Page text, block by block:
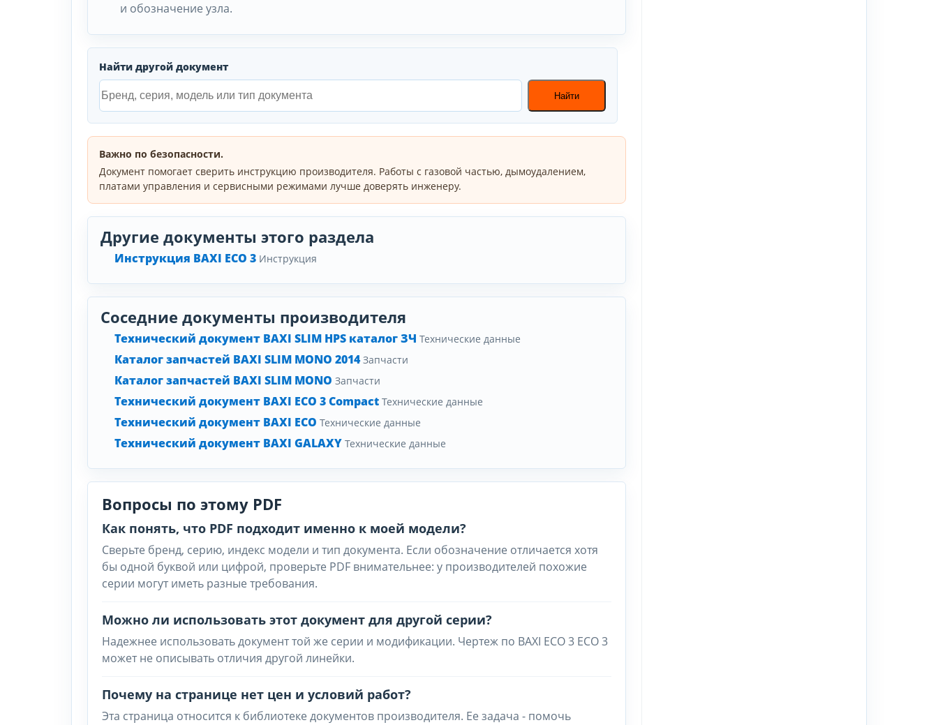
и обозначение узла.
Найти другой документ
Найти
Важно по безопасности.
Документ помогает сверить инструкцию производителя. Работы с газовой частью, дымоудалением,
платами управления и сервисными режимами лучше доверять инженеру.
Другие документы этого раздела
Инструкция BAXI ECO 3 Инструкция
Соседние документы производителя
Технический документ BAXI SLIM HPS каталог ЗЧ Технические данные
Каталог запчастей BAXI SLIM MONO 2014 Запчасти
Каталог запчастей BAXI SLIM MONO Запчасти
Технический документ BAXI ECO 3 Compact Технические данные
Технический документ BAXI ECO Технические данные
Технический документ BAXI GALAXY Технические данные
Вопросы по этому PDF
Как понять, что PDF подходит именно к моей модели?
Сверьте бренд, серию, индекс модели и тип документа. Если обозначение отличается хотя
бы одной буквой или цифрой, проверьте PDF внимательнее: у производителей похожие
серии могут иметь разные требования.
Можно ли использовать этот документ для другой серии?
Надежнее использовать документ той же серии и модификации. Чертеж по BAXI ECO 3 ECO 3
может не описывать отличия другой линейки.
Почему на странице нет цен и условий работ?
Эта страница относится к библиотеке документов производителя. Ее задача - помочь